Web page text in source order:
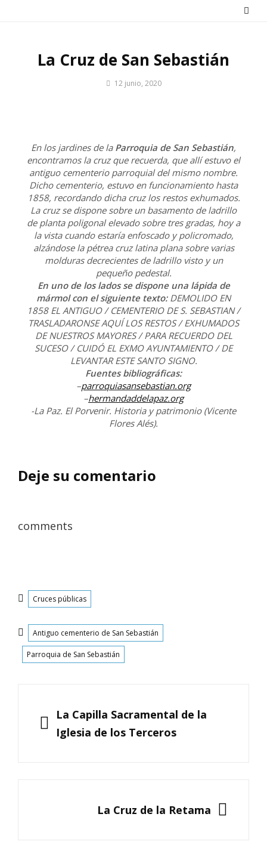
La Cruz de San Sebastián
Por12 junio, 2020
En los jardines de la Parroquia de San Sebastián,
encontramos la cruz que recuerda, que allí estuvo el
antiguo cementerio parroquial del mismo nombre.
Dicho cementerio, estuvo en funcionamiento hasta
1858, recordando dicha cruz los restos exhumados.
La cruz se dispone sobre un basamento de ladrillo
de planta poligonal elevado sobre tres gradas, hoy a
la vista cuando estaría enfoscado y policromado,
alzándose la pétrea cruz latina plana sobre varias
molduras decrecientes de ladrillo visto y un
pequeño pedestal.
En uno de los lados se dispone una lápida de
mármol con el siguiente texto:DEMOLIDO EN
1858 EL ANTIGUO / CEMENTERIO DE S. SEBASTIAN /
TRASLADARONSE AQUÍ LOS RESTOS / EXHUMADOS
DE NUESTROS MAYORES / PARA RECUERDO DEL
SUCESO / CUIDÓ EL EXMO AYUNTAMIENTO / DE
LEVANTAR ESTE SANTO SIGNO.
Fuentes bibliográficas:
–parroquiasansebastian.org
–hermandaddelapaz.org
-La Paz. El Porvenir. Historia y patrimonio (Vicente
Flores Alés).
Deje su comentario
comments
Categorías
Cruces públicas
Etiquetas
Antiguo cementerio de San Sebastián
Parroquia de San Sebastián
entradas
ANTERIOR
La Capilla Sacramental de la
Iglesia de los Terceros
La Cruz de la Retama